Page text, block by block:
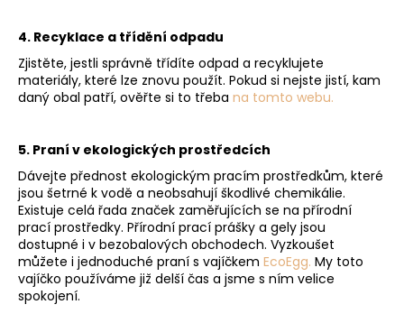
4. Recyklace a třídění odpadu
Zjistěte, jestli správně třídíte odpad a recyklujete
materiály, které lze znovu použít. Pokud si nejste jistí, kam
daný obal patří, ověřte si to třeba na tomto webu.
5. Praní v ekologických prostředcích
Dávejte přednost ekologickým pracím prostředkům, které
jsou šetrné k vodě a neobsahují škodlivé chemikálie.
Existuje celá řada značek zaměřujících se na přírodní
prací prostředky. Přírodní prací prášky a gely jsou
dostupné i v bezobalových obchodech. Vyzkoušet
můžete i jednoduché praní s vajíčkem EcoEgg. My toto
vajíčko používáme již delší čas a jsme s ním velice
spokojení.
m
e
-
OSVĚŽOVAČ
VZDUCHU
S
BIO
GREPEM,
LIMETKOU
A
BERGAMOTEM
195